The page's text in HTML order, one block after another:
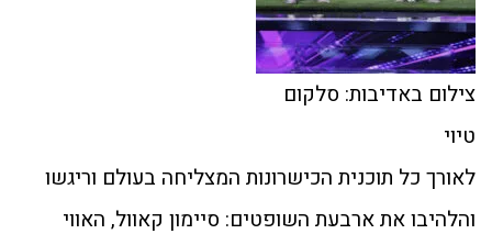
צילום באדיבות: סלקום
טיוי
לאורך כל תוכנית הכישרונות המצליחה בעולם וריגשו
והלהיבו את ארבעת השופטים: סיימון קאוול, האווי